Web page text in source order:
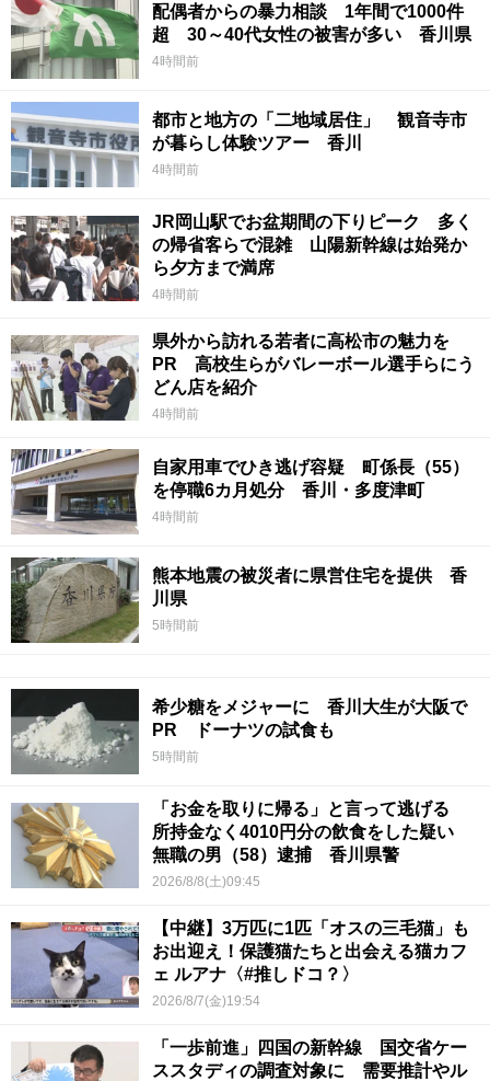
配偶者からの暴力相談 1年間で1000件
超 30～40代女性の被害が多い 香川県
4時間前
都市と地方の「二地域居住」 観音寺市
が暮らし体験ツアー 香川
4時間前
JR岡山駅でお盆期間の下りピーク 多く
の帰省客らで混雑 山陽新幹線は始発か
ら夕方まで満席
4時間前
県外から訪れる若者に高松市の魅力を
PR 高校生らがバレーボール選手らにう
どん店を紹介
4時間前
自家用車でひき逃げ容疑 町係長（55）
を停職6カ月処分 香川・多度津町
4時間前
熊本地震の被災者に県営住宅を提供 香
川県
5時間前
希少糖をメジャーに 香川大生が大阪で
PR ドーナツの試食も
5時間前
「お金を取りに帰る」と言って逃げる
所持金なく4010円分の飲食をした疑い
無職の男（58）逮捕 香川県警
2026/8/8(土)09:45
【中継】3万匹に1匹「オスの三毛猫」も
お出迎え！保護猫たちと出会える猫カフ
ェ ルアナ〈#推しドコ？〉
2026/8/7(金)19:54
「一歩前進」四国の新幹線 国交省ケー
ススタディの調査対象に 需要推計やル